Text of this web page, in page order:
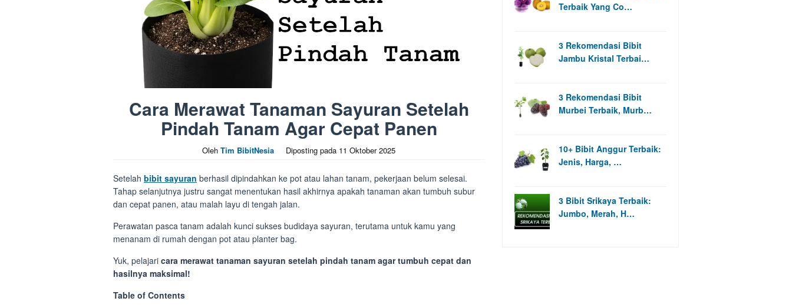
Cara Merawat Tanaman Sayuran Setelah
Pindah Tanam Agar Cepat Panen
Oleh Tim BibitNesia Diposting pada 11 Oktober 2025
Setelah bibit sayuran berhasil dipindahkan ke pot atau lahan tanam, pekerjaan belum selesai.
Tahap selanjutnya justru sangat menentukan hasil akhirnya apakah tanaman akan tumbuh subur
dan cepat panen, atau malah layu di tengah jalan.
Perawatan pasca tanam adalah kunci sukses budidaya sayuran, terutama untuk kamu yang
menanam di rumah dengan pot atau planter bag.
Yuk, pelajari cara merawat tanaman sayuran setelah pindah tanam agar tumbuh cepat dan
hasilnya maksimal!
Table of Contents
Terbaik Yang Co…
3 Rekomendasi Bibit
Jambu Kristal Terbai…
3 Rekomendasi Bibit
Murbei Terbaik, Murb…
10+ Bibit Anggur Terbaik:
Jenis, Harga, …
3 Bibit Srikaya Terbaik:
Jumbo, Merah, H…